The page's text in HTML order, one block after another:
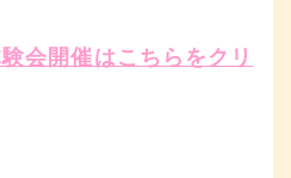
会開催はこちらをクリ